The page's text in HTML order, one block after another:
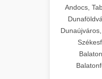
Ipari
📦
🎁
Andocs,